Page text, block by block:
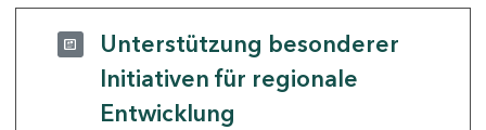
Unterstützung besonderer
Initiativen für regionale
Entwicklung